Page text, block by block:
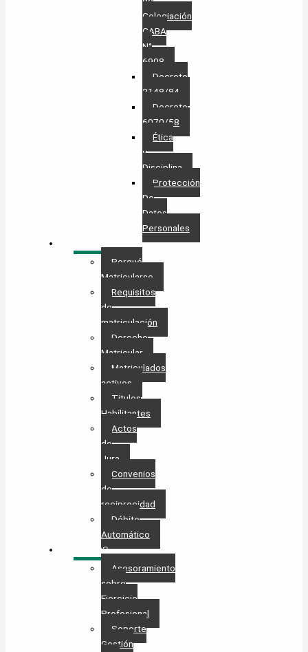
Colegiación
CABA
N°
6908
Decreto
2148/84
Decreto
6070/58
Ética
y
Disciplina
Protección
De
Datos
Personales​
Porqué
Matricularse
Requisitos
de
matriculación
Derecho
Matricular
Matriculados
activos
Titulos
Habilitantes
Actos
de
Jura
Convenios
de
reciprocidad
Débito
Automático
SERVICIOS
Asesoramiento
sobre
Ejercicio
Profesional
Soporte
Gestión